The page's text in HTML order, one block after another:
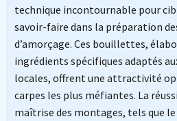
technique incontournable pour
savoir-faire dans la préparation
d’amorçage. Ces bouillettes,
ingrédients spécifiques adaptés
locales, offrent une attractivité
carpes les plus méfiantes. La
maîtrise des montages, tels que